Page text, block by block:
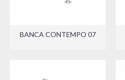
BANCA CONTEMPO 07